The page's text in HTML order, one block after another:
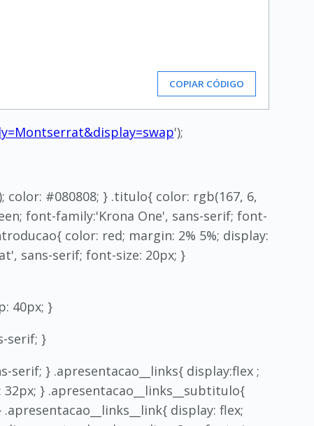
COPIAR CÓDIGO
');
#080808; } .titulo{ color: rgb(167, 6,
font-family:'Krona One', sans-serif; font-
color: red; margin: 2% 5%; display:
sans-serif; font-size: 20px; }
40px; }
serif; }
} .apresentacao__links{ display:flex ;
} .apresentacao__links__subtitulo{
display: flex;